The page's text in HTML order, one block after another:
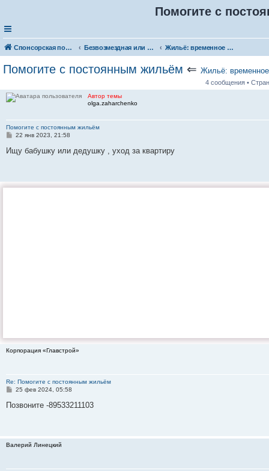
Помогите с
Спонсорская помощь. Разместите своё объявление в соответствующей рубрике Безвозмездная или условно-безвозмездная помощь Жильё: временное и постоянное
Помогите с постоянным жильём ⇐ Жильё:
4 сообщения •
Автор темы
olga.zaharchenko
Помогите с постоянным жильём
С
о
22 янв 2023, 21:58
Ищу бабушку или дедушку , уход за квартиру
Корпорация «Главстрой»
Re: Помогите с постоянным жильём
С
о
и
е
25 фев 2024, 05:58
Позвоните -89533211103
Валерий Линецкий